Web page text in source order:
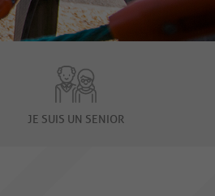
JE SUIS UN SENIOR